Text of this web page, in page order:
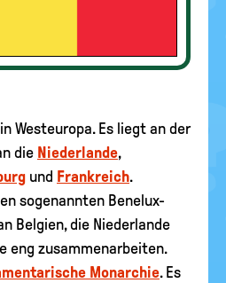
Westeuropa. Es liegt an der
die Niederlande,
und Frankreich.
sogenannten Benelux-
Belgien, die Niederlande
eng zusammenarbeiten.
Monarchie. Es